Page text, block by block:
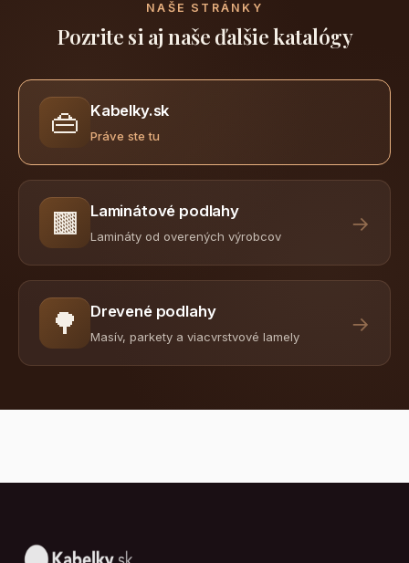
NAŠE STRÁNKY
Pozrite si aj naše ďalšie katalógy
👜 Kabelky.sk
Práve ste tu
🟫 Laminátové podlahy
Lamináty od overených výrobcov
→
🌳 Drevené podlahy
Masív, parkety a viacvrstvové lamely
→